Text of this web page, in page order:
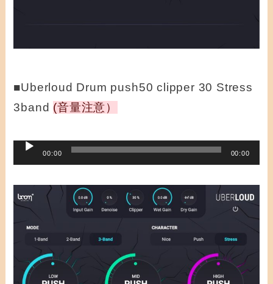
■Uberloud Drum push50 clipper 30 Stress
3band (音量注意）
レ
ー
00:00 00:00